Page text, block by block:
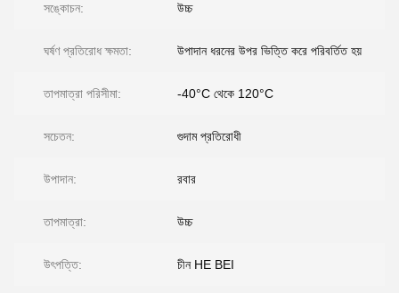
সঙ্কোচন: উচ্চ
ঘর্ষণ প্রতিরোধ ক্ষমতা: উপাদান ধরনের উপর ভিত্তি করে পরিবর্তিত হয়
তাপমাত্রা পরিসীমা: -40°C থেকে 120°C
সচেতন: গুদাম প্রতিরোধী
উপাদান: রবার
তাপমাত্রা: উচ্চ
উৎপত্তি: চীন HE BEI